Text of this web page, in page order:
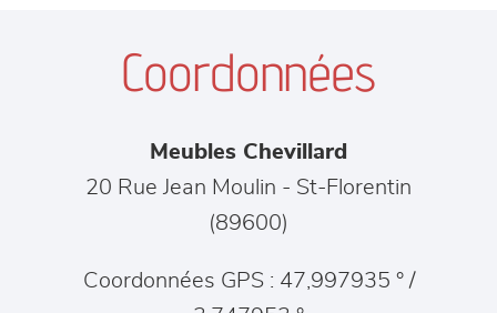
chambres et dressing
décoration
Coordonnées
Meubles Chevillard
20 Rue Jean Moulin - St-Florentin
(89600)
Coordonnées GPS : 47,997935 ° /